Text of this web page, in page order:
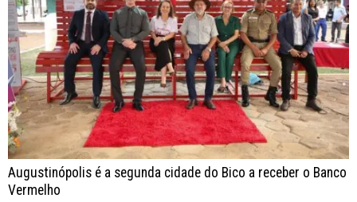
Augustinópolis é a segunda cidade do Bico a receber o Banco
Vermelho